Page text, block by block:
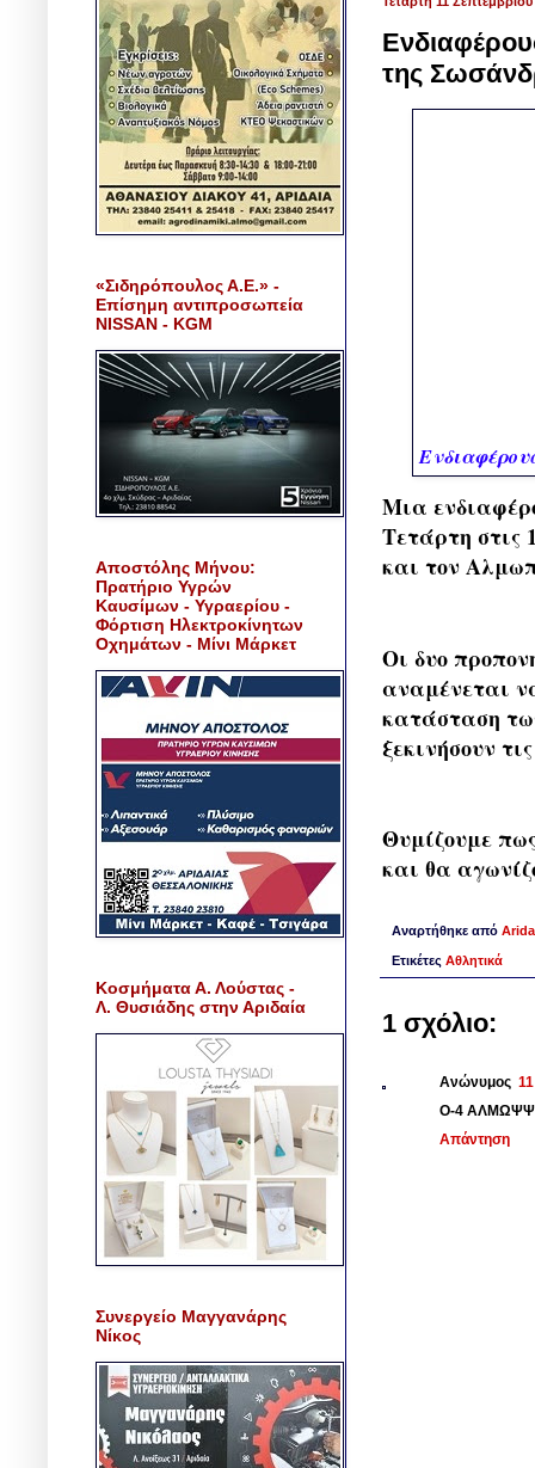
της
Μια
Τετάρτη στις
και τον
Οι δυο
αναμένεται
κατάσταση
ξεκινήσουν
Θυμίζουμε
και θα
Αναρτήθηκε από
Ετικέτες Αθλητικά
1 σχόλιο:
Ανώνυμος
Ο-4 ΑΛΜΩΨΨ
Απάντηση
«Σιδηρόπουλος Α.Ε.» -
Επίσημη αντιπροσωπεία
NISSAN - KGM
Αποστόλης Μήνου:
Πρατήριο Υγρών
Καυσίμων - Υγραερίου -
Φόρτιση Ηλεκτροκίνητων
Οχημάτων - Μίνι Μάρκετ
Κοσμήματα Α. Λούστας -
Λ. Θυσιάδης στην Αριδαία
Συνεργείο Μαγγανάρης
Νίκος